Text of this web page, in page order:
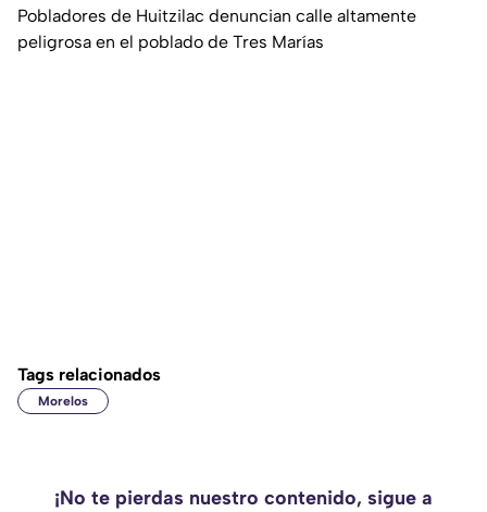
Pobladores de Huitzilac denuncian calle altamente
peligrosa en el poblado de Tres Marías
Tags relacionados
Morelos
¡No te pierdas nuestro contenido, sigue a